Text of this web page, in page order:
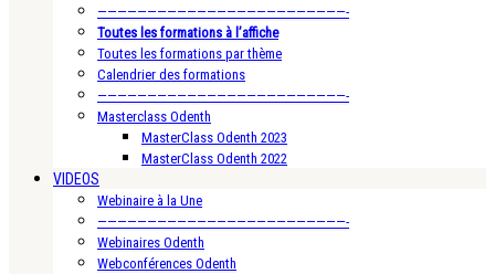
—————————————————————————-
Toutes les formations à l’affiche
Toutes les formations par thème
Calendrier des formations
—————————————————————————-
Masterclass Odenth
MasterClass Odenth 2023
MasterClass Odenth 2022
VIDEOS
Webinaire à la Une
—————————————————————————-
Webinaires Odenth
Webconférences Odenth